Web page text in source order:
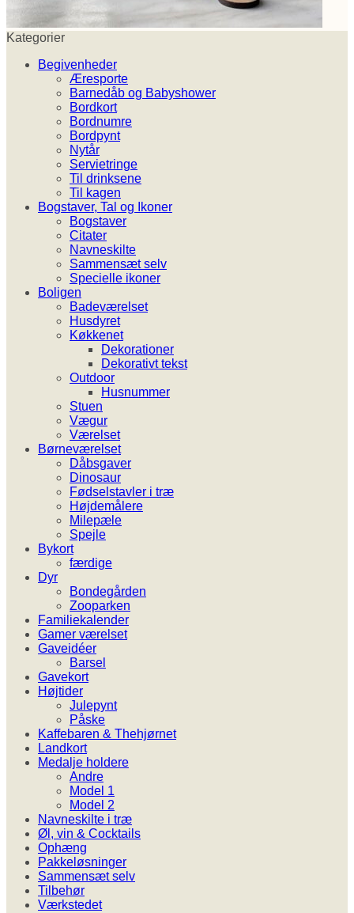
Kategorier
Begivenheder
Æresporte
Barnedåb og Babyshower
Bordkort
Bordnumre
Bordpynt
Nytår
Servietringe
Til drinksene
Til kagen
Bogstaver, Tal og Ikoner
Bogstaver
Citater
Navneskilte
Sammensæt selv
Specielle ikoner
Boligen
Badeværelset
Husdyret
Køkkenet
Dekorationer
Dekorativt tekst
Outdoor
Husnummer
Stuen
Vægur
Værelset
Børneværelset
Dåbsgaver
Dinosaur
Fødselstavler i træ
Højdemålere
Milepæle
Spejle
Bykort
færdige
Dyr
Bondegården
Zooparken
Familiekalender
Gamer værelset
Gaveidéer
Barsel
Gavekort
Højtider
Julepynt
Påske
Kaffebaren & Thehjørnet
Landkort
Medalje holdere
Andre
Model 1
Model 2
Navneskilte i træ
Øl, vin & Cocktails
Ophæng
Pakkeløsninger
Sammensæt selv
Tilbehør
Værkstedet